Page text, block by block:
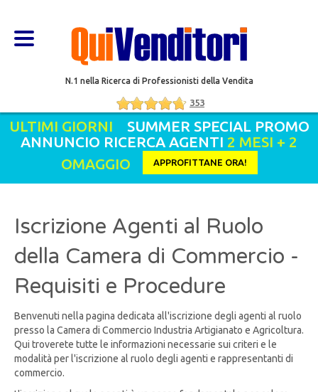
N.1 nella Ricerca di Professionisti della Vendita
353
ULTIMI GIORNI SUMMER SPECIAL PROMO
ANNUNCIO RICERCA AGENTI 2 MESI + 2
OMAGGIO
APPROFITTANE ORA!
Iscrizione Agenti al Ruolo
della Camera di Commercio -
Requisiti e Procedure
Benvenuti nella pagina dedicata all'iscrizione degli agenti al ruolo
presso la Camera di Commercio Industria Artigianato e Agricoltura.
Qui troverete tutte le informazioni necessarie sui criteri e le
modalità per l'iscrizione al ruolo degli agenti e rappresentanti di
commercio.